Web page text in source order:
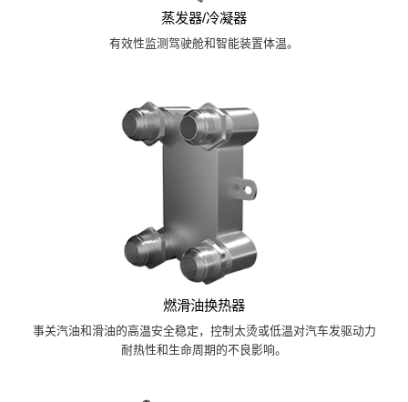
蒸发器/冷凝器
有效性监测驾驶舱和智能装置体温。
燃滑油换热器
事关汽油和滑油的高温安全稳定，控制太烫或低温对汽车发驱动力
耐热性和生命周期的不良影响。